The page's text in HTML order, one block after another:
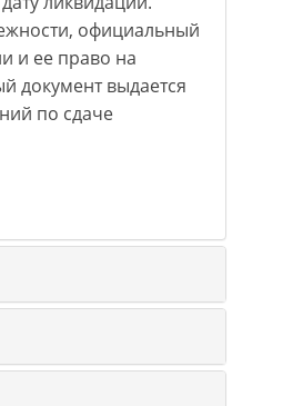
официальный
и ее право на
документ выдается
по сдаче